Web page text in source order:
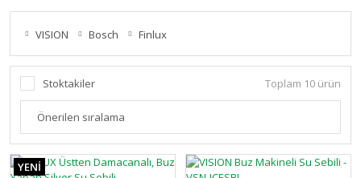
VISION Bosch Finlux
Stoktakiler Toplam 10 ürün
YENİ